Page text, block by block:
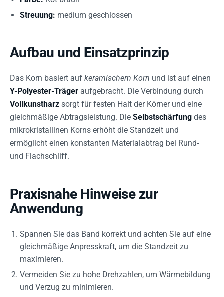
Streuung: medium geschlossen
Aufbau und Einsatzprinzip
Das Korn basiert auf keramischem Korn und ist auf einen
Y-Polyester-Träger aufgebracht. Die Verbindung durch
Vollkunstharz sorgt für festen Halt der Körner und eine
gleichmäßige Abtragsleistung. Die Selbstschärfung des
mikrokristallinen Korns erhöht die Standzeit und
ermöglicht einen konstanten Materialabtrag bei Rund-
und Flachschliff.
Praxisnahe Hinweise zur
Anwendung
Spannen Sie das Band korrekt und achten Sie auf eine
gleichmäßige Anpresskraft, um die Standzeit zu
maximieren.
Vermeiden Sie zu hohe Drehzahlen, um Wärmebildung
und Verzug zu minimieren.